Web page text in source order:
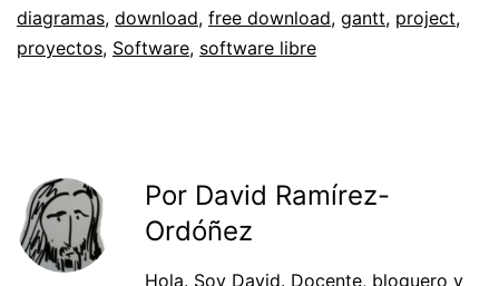
diagramas, download, free download, gantt, project,
proyectos, Software, software libre
Por David Ramírez-
Ordóñez
Hola. Soy David. Docente, bloguero y